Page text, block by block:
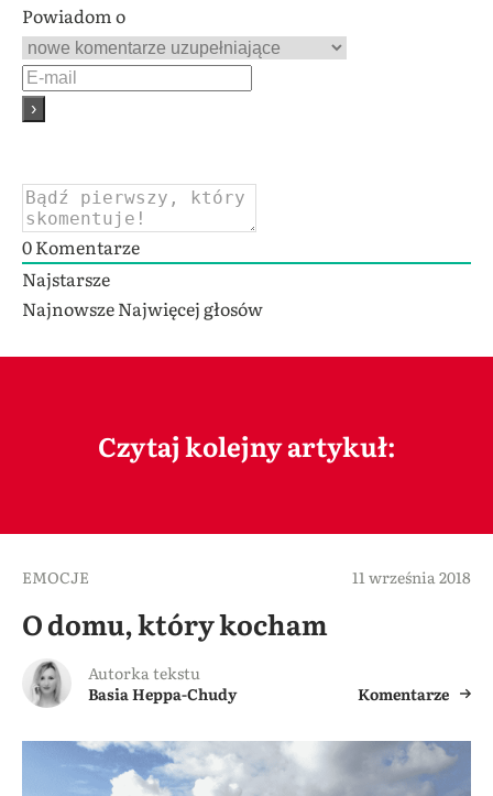
Powiadom o
0Komentarze
Najstarsze
NajnowszeNajwięcej głosów
Czytaj kolejny artykuł:
EMOCJE 11 września 2018
O domu, który kocham
Autorka tekstu
Basia Heppa-Chudy
Komentarze